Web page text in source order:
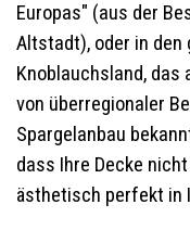
Europas" (aus der
Altstadt), oder in den
Knoblauchsland,
von überregionaler
Spargelanbau
dass Ihre Decke
ästhetisch perfekt in